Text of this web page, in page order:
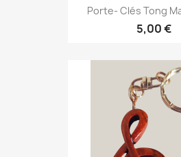
Porte- Clés Tong
5,00 €